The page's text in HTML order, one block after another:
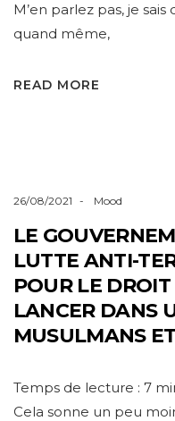
M’en parlez pas, je
quand même,
READ MORE
26/08/2021 Mood
LE
LUTTE ANTI-
POUR LE
LANCER DANS
MUSULMANS
Temps de lecture : 7
Cela sonne un peu